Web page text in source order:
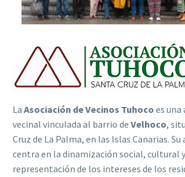
La Asociación de Vecinos Tuhoco es una
vecinal vinculada al barrio de Velhoco,
Cruz de La Palma, en las Islas Canarias.
centra en la dinamización social, cultural
representación de los intereses de los